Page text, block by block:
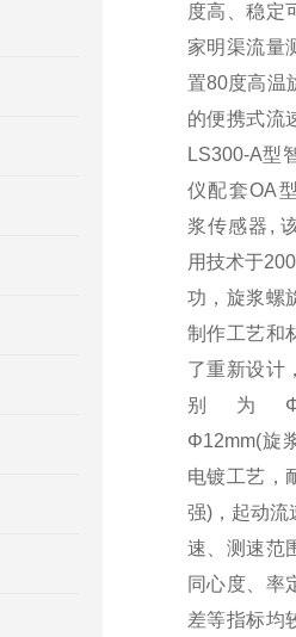
度高、稳定
家明渠流量
置80度高温
的便携式流
LS300-A型
仪配套OA
浆传感器,
用技术于
功，旋浆螺
制作工艺和
了重新设计
别为
Φ12mm(旋
电镀工艺，
强)，起动流
速、测速范
同心度、率
差等指标均